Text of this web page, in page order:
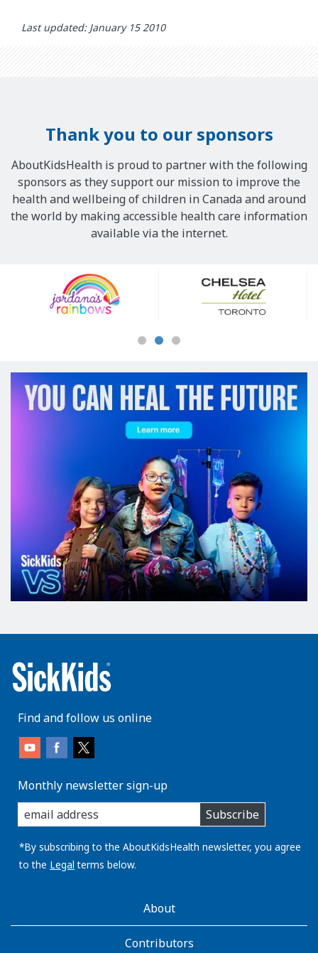
Last updated: January 15 2010
Thank you to our sponsors
AboutKidsHealth is proud to partner with the following
sponsors as they support our mission to improve the
health and wellbeing of children in Canada and around
the world by making accessible health care information
available via the internet.
Sponsors
Find and follow us online
Monthly newsletter sign-up
enter
you
email
address:
Subscribe
*By subscribing to the AboutKidsHealth newsletter, you agree
to the Legal terms below.
AboutKidsHealthAbout
Contributors